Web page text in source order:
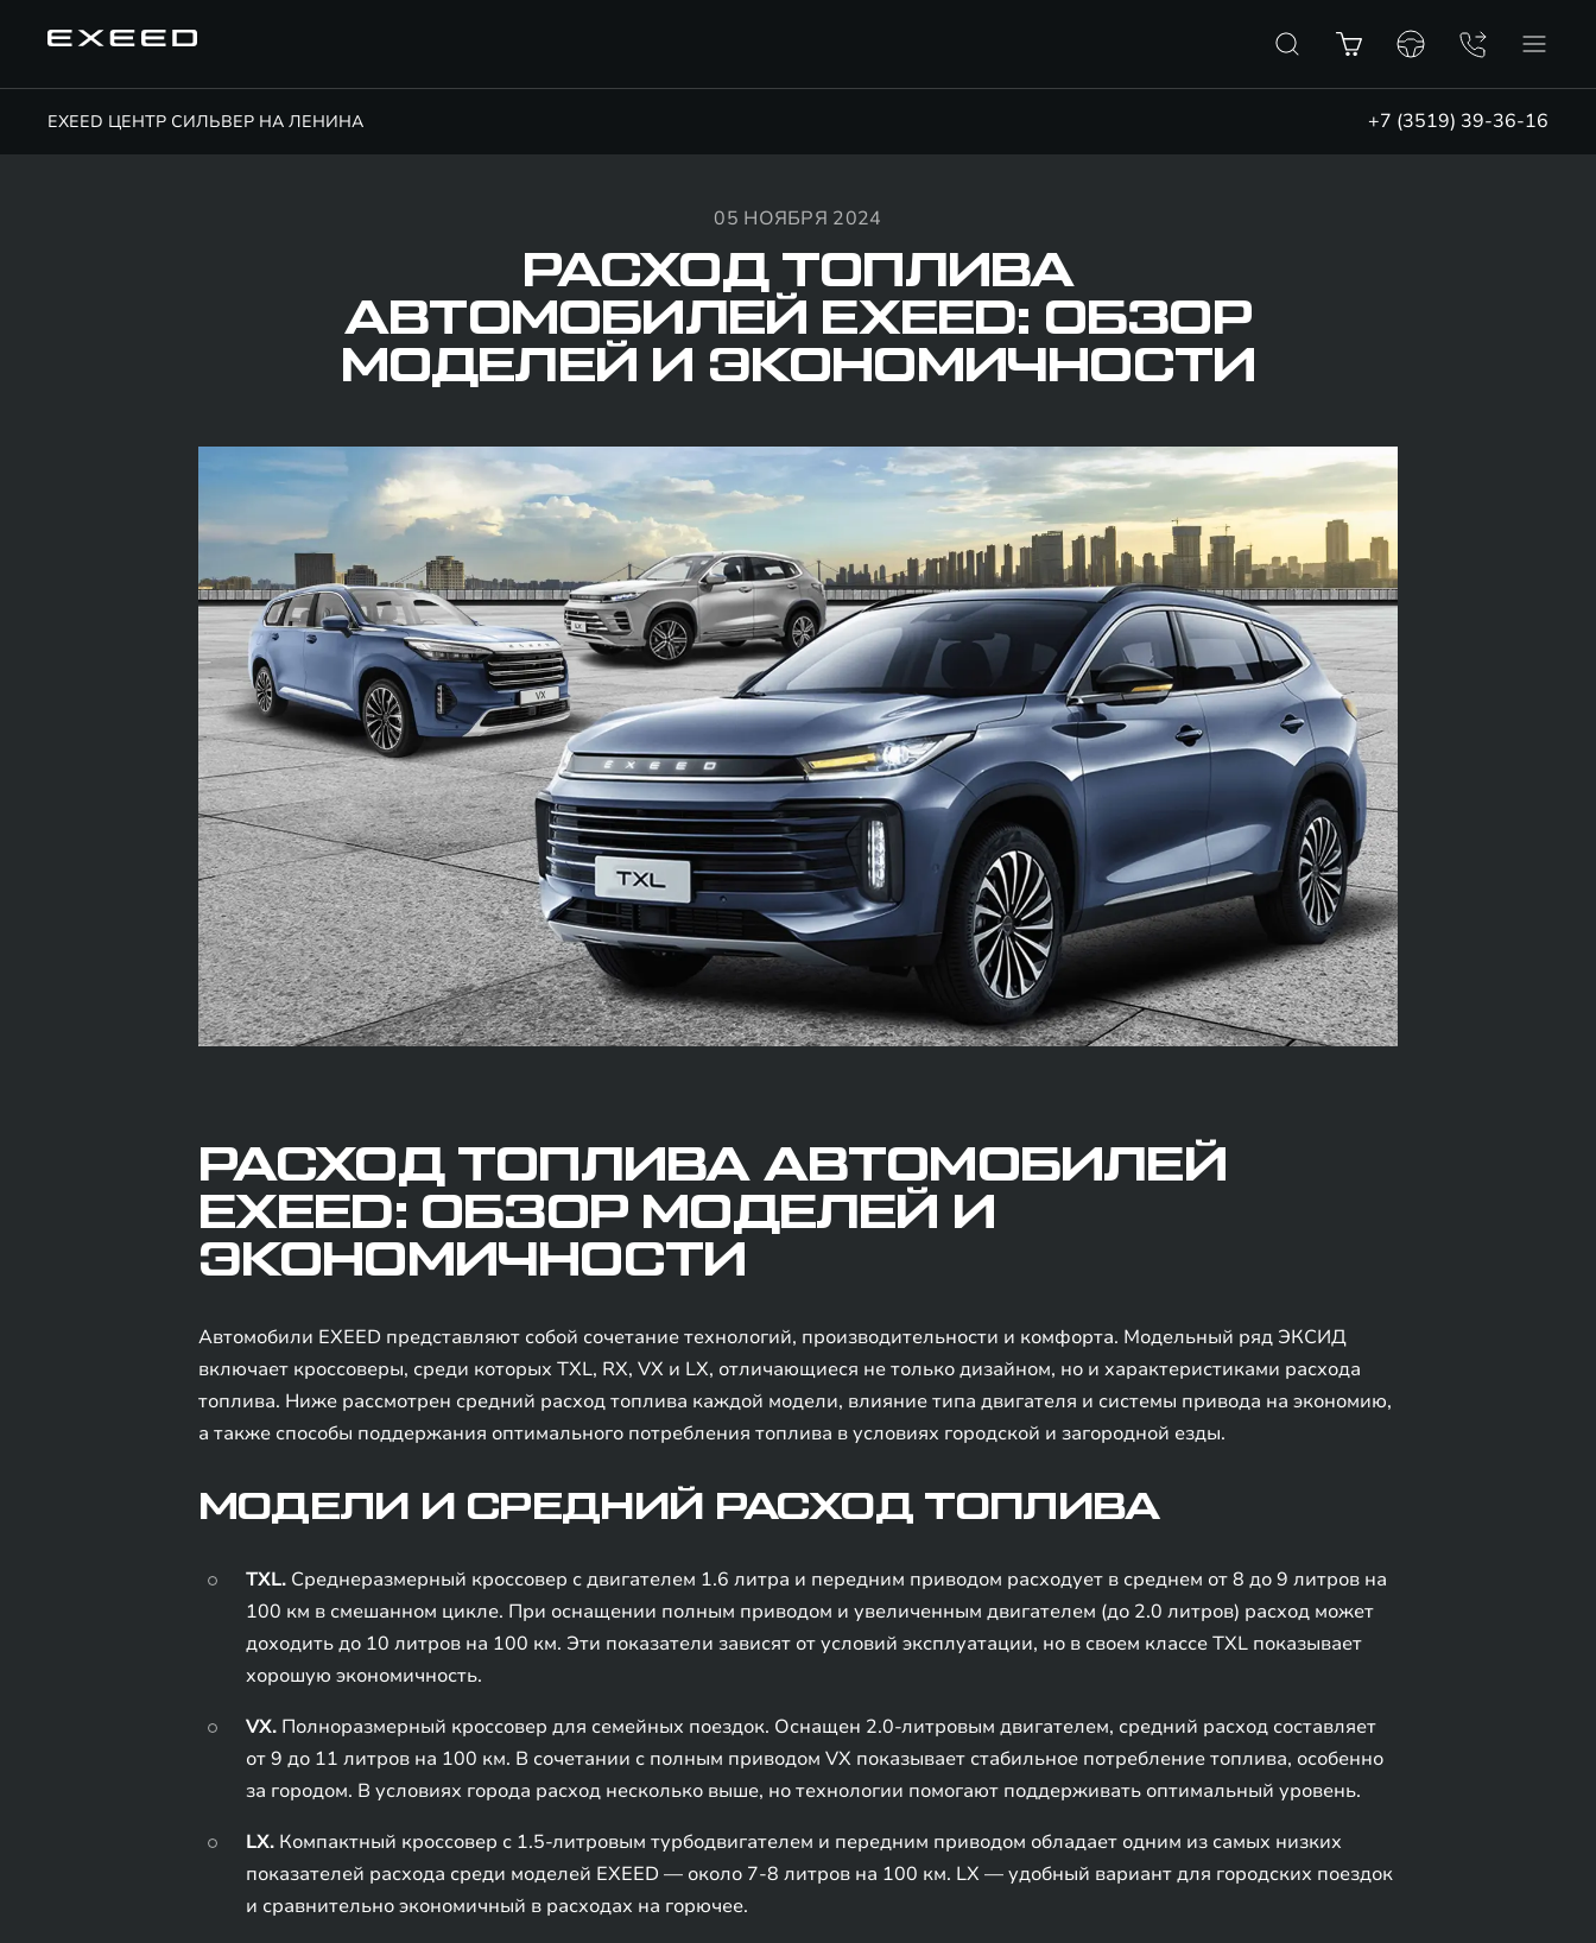
EXEED ЦЕНТР СИЛЬВЕР НА ЛЕНИНА +7 (3519) 39-36-16
05 НОЯБРЯ 2024
РАСХОД ТОПЛИВА
АВТОМОБИЛЕЙ EXEED: ОБЗОР
МОДЕЛЕЙ И ЭКОНОМИЧНОСТИ
РАСХОД ТОПЛИВА АВТОМОБИЛЕЙ
EXEED: ОБЗОР МОДЕЛЕЙ И
ЭКОНОМИЧНОСТИ
Автомобили EXEED представляют собой сочетание технологий, производительности и комфорта. Модельный ряд ЭКСИД
включает кроссоверы, среди которых TXL, RX, VX и LX, отличающиеся не только дизайном, но и характеристиками расхода
топлива. Ниже рассмотрен средний расход топлива каждой модели, влияние типа двигателя и системы привода на экономию,
а также способы поддержания оптимального потребления топлива в условиях городской и загородной езды.
МОДЕЛИ И СРЕДНИЙ РАСХОД ТОПЛИВА
TXL.Среднеразмерный кроссовер с двигателем 1.6 литра и передним приводом расходует в среднем от 8 до 9 литров на
100 км в смешанном цикле. При оснащении полным приводом и увеличенным двигателем (до 2.0 литров) расход может
доходить до 10 литров на 100 км. Эти показатели зависят от условий эксплуатации, но в своем классе TXL показывает
хорошую экономичность.
VX.Полноразмерный кроссовер для семейных поездок. Оснащен 2.0-литровым двигателем, средний расход составляет
от 9 до 11 литров на 100 км. В сочетании с полным приводом VX показывает стабильное потребление топлива, особенно
за городом. В условиях города расход несколько выше, но технологии помогают поддерживать оптимальный уровень.
LX.Компактный кроссовер с 1.5-литровым турбодвигателем и передним приводом обладает одним из самых низких
показателей расхода среди моделей EXEED — около 7-8 литров на 100 км. LX — удобный вариант для городских поездок
и сравнительно экономичный в расходах на горючее.